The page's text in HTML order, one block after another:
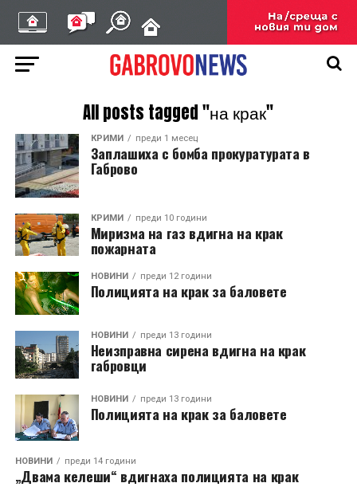
All posts tagged "на крак"
КРИМИ преди 1 месец
Заплашиха с бомба прокуратурата в
Габрово
КРИМИ преди 10 години
Миризма на газ вдигна на крак
пожарната
НОВИНИ преди 12 години
Полицията на крак за баловете
НОВИНИ преди 13 години
Неизправна сирена вдигна на крак
габровци
НОВИНИ преди 13 години
Полицията на крак за баловете
НОВИНИ преди 14 години
„Двама келеши“ вдигнаха полицията на крак